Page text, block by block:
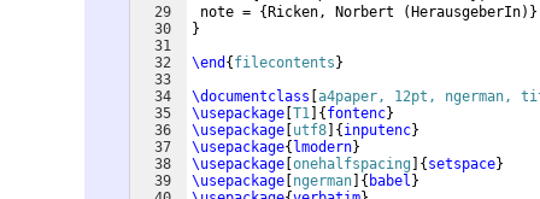
29
30
31
32
33
34
35
36
37
38
39
note = { Ricken, Norbert ( HerausgeberIn)}
}
\end { filecontents }
\documentclass a4paper, 12pt, ngerman,
\usepackage T1 { fontenc}
\usepackage utf8 { inputenc}
\usepackage{ lmodern}
\usepackage onehalfspacing { setspace}
\usepackage ngerman { babel }